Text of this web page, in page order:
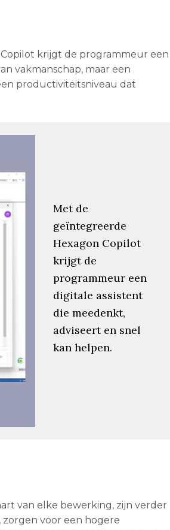
krijgt de programmeur een
vakmanschap, maar een
productiviteitsniveau dat
Met de
geïntegreerde
Hexagon Copilot
krijgt de
programmeur een
digitale assistent
die meedenkt,
adviseert en snel
kan helpen.
van elke bewerking, zijn verder
voor een hogere